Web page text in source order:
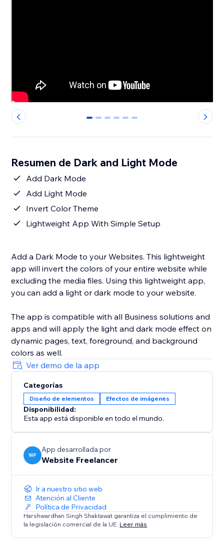
0 1 2 3 4 5
Resumen de Dark and Light Mode
Add Dark Mode
Add Light Mode
Invert Color Theme
Lightweight App With Simple Setup
Add a Dark Mode to your Websites. This lightweight
app will invert the colors of your entire website while
excluding the media files. Using this lightweight app,
you can add a light or dark mode to your website.
The app is compatible with all Business solutions and
apps and will apply the light and dark mode effect on
dynamic pages, text, foreground, and background
colors as well.
Ver demo de la app
Categorías
Diseño de elementos Efectos de imágenes
Disponibilidad:
Esta app está disponible en todo el mundo.
WF
App desarrollada por
Website Freelancer
Ir a nuestro sitio web
Atención al Cliente
Política de Privacidad
Harshwardhan Singh Shaktawat garantiza el cumplimiento de
la legislación comercial de la UE. Leer más